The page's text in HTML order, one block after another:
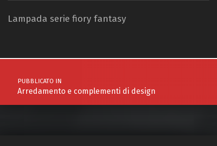
Lampada serie fiory fantasy
Navigazione articoli
PUBBLICATO IN
Arredamento e complementi di design